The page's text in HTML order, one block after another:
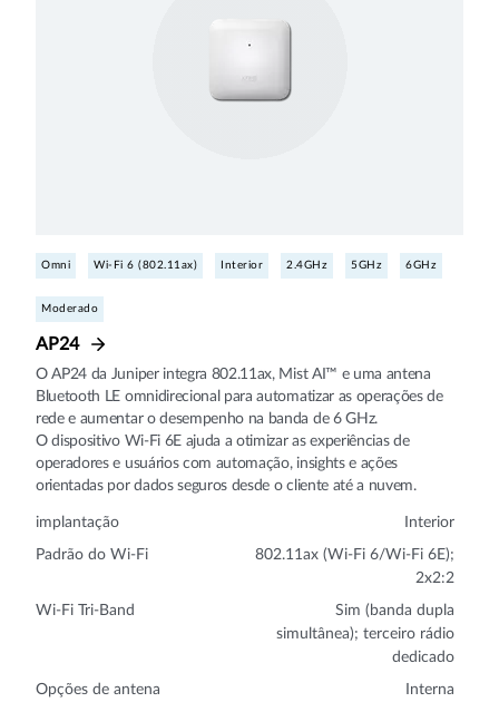
Omni Wi-Fi 6 (802.11ax) Interior 2.4GHz 5GHz 6GHz
Moderado
AP24
O AP24 da Juniper integra 802.11ax, Mist AI™ e uma antena
Bluetooth LE omnidirecional para automatizar as operações de
rede e aumentar o desempenho na banda de 6 GHz.
O dispositivo Wi-Fi 6E ajuda a otimizar as experiências de
operadores e usuários com automação, insights e ações
orientadas por dados seguros desde o cliente até a nuvem.
implantação Interior
Padrão do Wi-Fi
802.11ax (Wi-Fi 6/Wi-Fi 6E);
2x2:2
Wi-Fi Tri-Band
Sim (banda dupla
simultânea); terceiro rádio
dedicado
Opções de antena Interna